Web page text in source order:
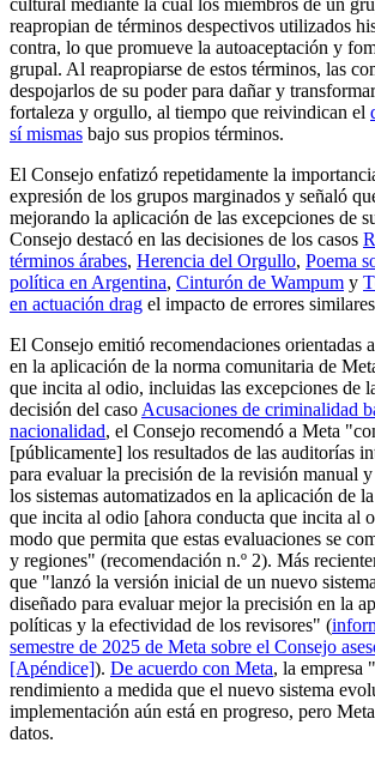
reapropian de términos despectivos utilizados
contra, lo que promueve la autoaceptación y
grupal. Al reapropiarse de estos términos, las
despojarlos de su poder para dañar y
fortaleza y orgullo, al tiempo que reivindican el
sí mismas bajo sus propios términos.
El Consejo enfatizó repetidamente la
expresión de los grupos marginados y señaló
mejorando la aplicación de las excepciones de
Consejo destacó en las decisiones de los casos
términos árabes, Herencia del Orgullo, Poema
política en Argentina, Cinturón de Wampum y
en actuación drag el impacto de errores
El Consejo emitió recomendaciones orientadas
en la aplicación de la norma comunitaria de
que incita al odio, incluidas las excepciones de
decisión del caso Acusaciones de criminalidad
nacionalidad, el Consejo recomendó a Meta
[públicamente] los resultados de las auditorías
para evaluar la precisión de la revisión manual
los sistemas automatizados en la aplicación de
que incita al odio [ahora conducta que incita
modo que permita que estas evaluaciones se
y regiones" (recomendación n.º 2). Más
que "lanzó la versión inicial de un nuevo
diseñado para evaluar mejor la precisión en la
políticas y la efectividad de los revisores" (
semestre de 2025 de Meta sobre el Consejo
[Apéndice]). De acuerdo con Meta, la empresa
rendimiento a medida que el nuevo sistema
implementación aún está en progreso, pero
datos.